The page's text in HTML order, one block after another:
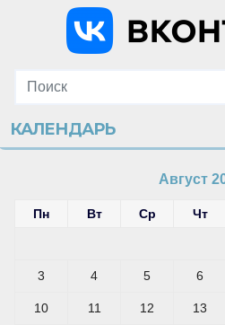
КАЛЕНДАРЬ
Август
Пн Вт Ср Чт
3 4 5 6
10 11 12 13